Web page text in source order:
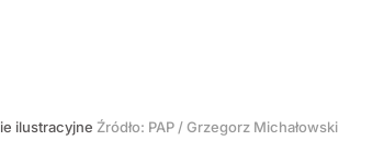
ilustracyjne Źródło: PAP /Grzegorz Michałowski